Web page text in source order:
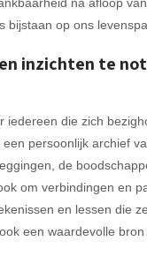
op ons
inzichten te
die zich
persoonlijk archief
de
om verbindingen en
en lessen die
een waardevolle